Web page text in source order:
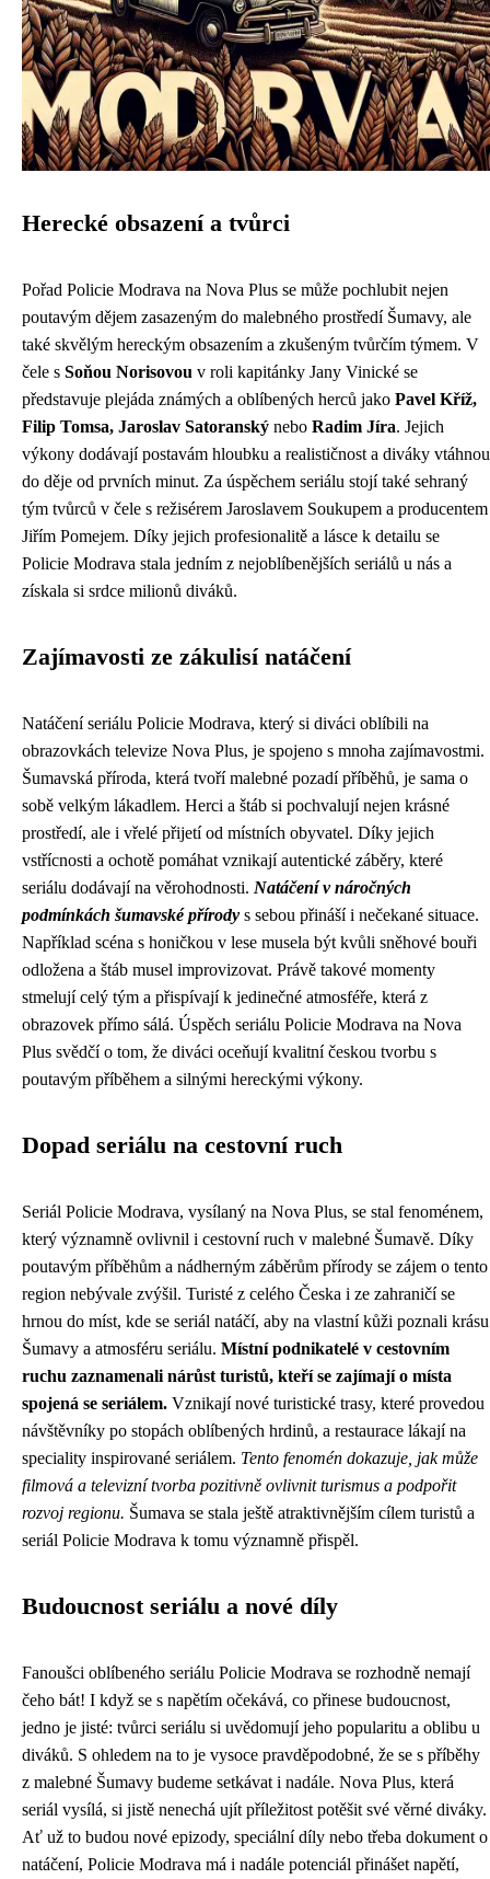
Herecké obsazení a tvůrci
Pořad Policie Modrava na Nova Plus se může pochlubit nejen
poutavým dějem zasazeným do malebného prostředí Šumavy, ale
také skvělým hereckým obsazením a zkušeným tvůrčím týmem. V
čele s Soňou Norisovou v roli kapitánky Jany Vinické se
představuje plejáda známých a oblíbených herců jako Pavel Kříž,
Filip Tomsa, Jaroslav Satoranský nebo Radim Jíra. Jejich
výkony dodávají postavám hloubku a realističnost a diváky vtáhnou
do děje od prvních minut. Za úspěchem seriálu stojí také sehraný
tým tvůrců v čele s režisérem Jaroslavem Soukupem a producentem
Jiřím Pomejem. Díky jejich profesionalitě a lásce k detailu se
Policie Modrava stala jedním z nejoblíbenějších seriálů u nás a
získala si srdce milionů diváků.
Zajímavosti ze zákulisí natáčení
Natáčení seriálu Policie Modrava, který si diváci oblíbili na
obrazovkách televize Nova Plus, je spojeno s mnoha zajímavostmi.
Šumavská příroda, která tvoří malebné pozadí příběhů, je sama o
sobě velkým lákadlem. Herci a štáb si pochvalují nejen krásné
prostředí, ale i vřelé přijetí od místních obyvatel. Díky jejich
vstřícnosti a ochotě pomáhat vznikají autentické záběry, které
seriálu dodávají na věrohodnosti. Natáčení v náročných
podmínkách šumavské přírody s sebou přináší i nečekané situace.
Například scéna s honičkou v lese musela být kvůli sněhové bouři
odložena a štáb musel improvizovat. Právě takové momenty
stmelují celý tým a přispívají k jedinečné atmosféře, která z
obrazovek přímo sálá. Úspěch seriálu Policie Modrava na Nova
Plus svědčí o tom, že diváci oceňují kvalitní českou tvorbu s
poutavým příběhem a silnými hereckými výkony.
Dopad seriálu na cestovní ruch
Seriál Policie Modrava, vysílaný na Nova Plus, se stal fenoménem,
který významně ovlivnil i cestovní ruch v malebné Šumavě. Díky
poutavým příběhům a nádherným záběrům přírody se zájem o tento
region nebývale zvýšil. Turisté z celého Česka i ze zahraničí se
hrnou do míst, kde se seriál natáčí, aby na vlastní kůži poznali krásu
Šumavy a atmosféru seriálu. Místní podnikatelé v cestovním
ruchu zaznamenali nárůst turistů, kteří se zajímají o místa
spojená se seriálem. Vznikají nové turistické trasy, které provedou
návštěvníky po stopách oblíbených hrdinů, a restaurace lákají na
speciality inspirované seriálem. Tento fenomén dokazuje, jak může
filmová a televizní tvorba pozitivně ovlivnit turismus a podpořit
rozvoj regionu. Šumava se stala ještě atraktivnějším cílem turistů a
seriál Policie Modrava k tomu významně přispěl.
Budoucnost seriálu a nové díly
Fanoušci oblíbeného seriálu Policie Modrava se rozhodně nemají
čeho bát! I když se s napětím očekává, co přinese budoucnost,
jedno je jisté: tvůrci seriálu si uvědomují jeho popularitu a oblibu u
diváků. S ohledem na to je vysoce pravděpodobné, že se s příběhy
z malebné Šumavy budeme setkávat i nadále. Nova Plus, která
seriál vysílá, si jistě nenechá ujít příležitost potěšit své věrné diváky.
Ať už to budou nové epizody, speciální díly nebo třeba dokument o
natáčení, Policie Modrava má i nadále potenciál přinášet napětí,